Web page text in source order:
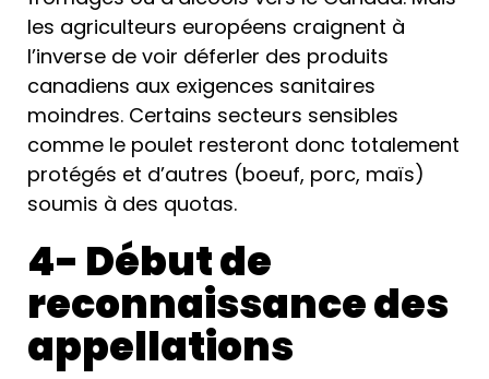
les agriculteurs européens craignent à
l’inverse de voir déferler des produits
canadiens aux exigences sanitaires
moindres. Certains secteurs sensibles
comme le poulet resteront donc totalement
protégés et d’autres (boeuf, porc, maïs)
soumis à des quotas.
4- Début de
reconnaissance des
appellations